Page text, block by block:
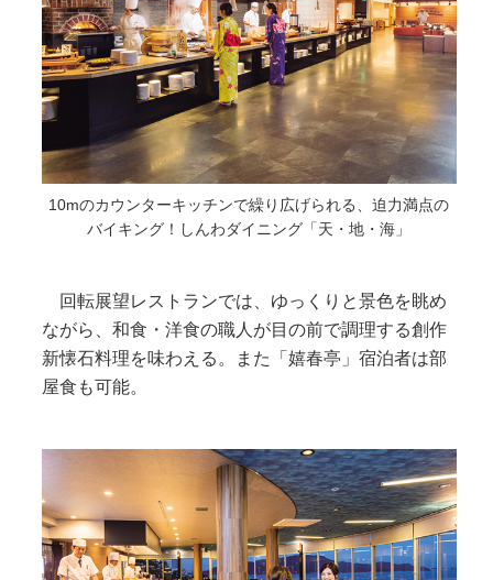
10mのカウンターキッチンで繰り広げられる、迫力満点の
バイキング！しんわダイニング「天・地・海」
回転展望レストランでは、ゆっくりと景色を眺め
ながら、和食・洋食の職人が目の前で調理する創作
新懐石料理を味わえる。また「嬉春亭」宿泊者は部
屋食も可能。